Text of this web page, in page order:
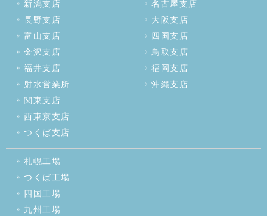
新潟支店
長野支店
富山支店
金沢支店
福井支店
射水営業所
関東支店
西東京支店
つくば支店
名古屋支店
大阪支店
四国支店
鳥取支店
福岡支店
沖縄支店
札幌工場
つくば工場
四国工場
九州工場